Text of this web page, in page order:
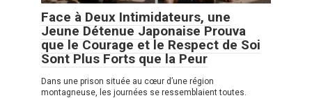
Face à Deux Intimidateurs, une
Jeune Détenue Japonaise Prouva
que le Courage et le Respect de Soi
Sont Plus Forts que la Peur
Dans une prison située au cœur d’une région
montagneuse, les journées se ressemblaient toutes.